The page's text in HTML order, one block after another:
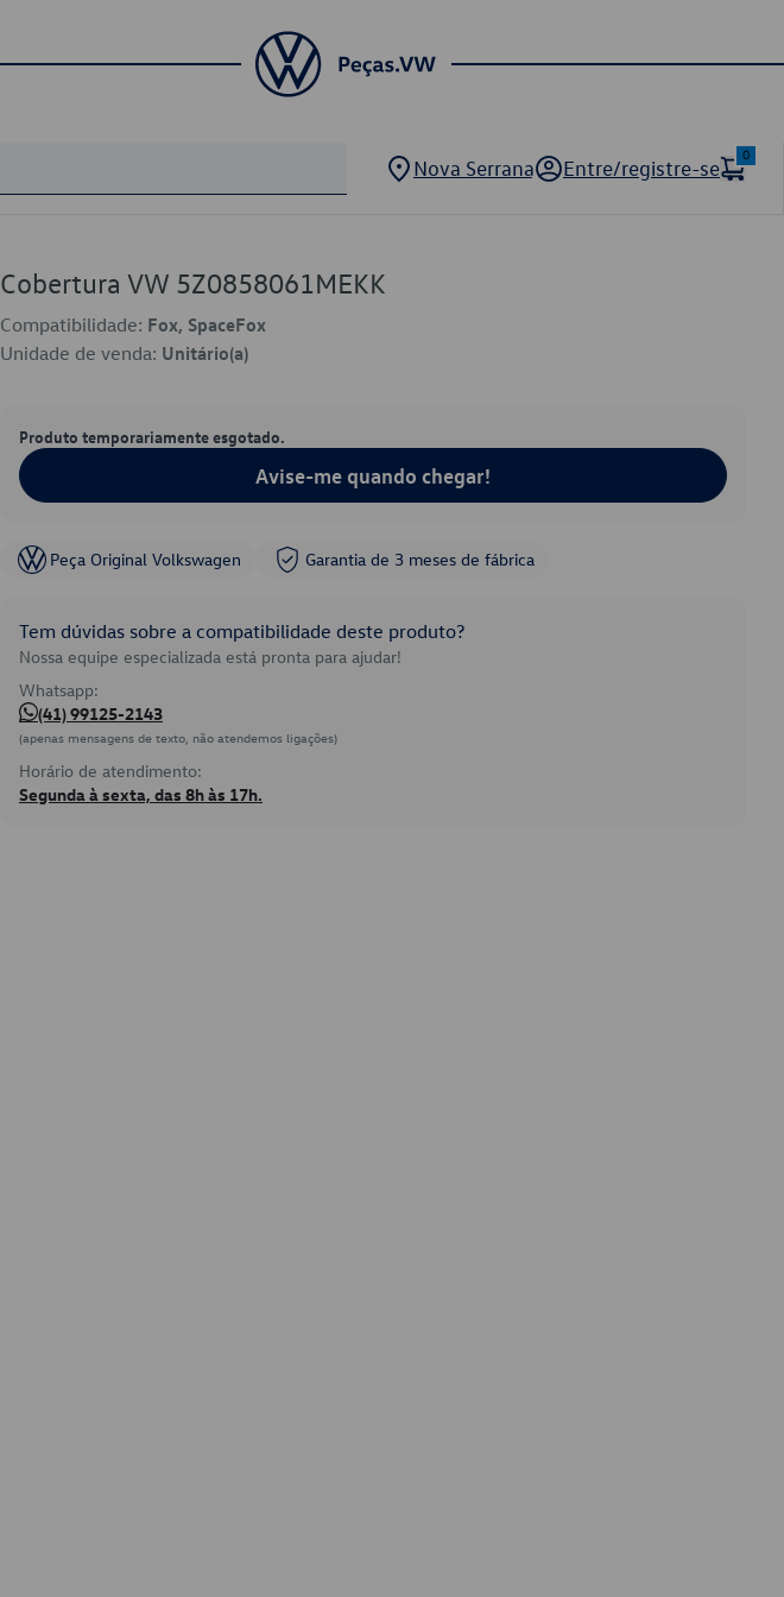
Nova Serrana Entre/registre-se
0
Cobertura VW 5Z0858061MEKK
Compatibilidade: Fox, SpaceFox
Unidade de venda: Unitário(a)
Produto temporariamente esgotado.
Avise-me quando chegar!
Peça Original Volkswagen Garantia de 3 meses de fábrica
Tem dúvidas sobre a compatibilidade deste produto?
Nossa equipe especializada está pronta para ajudar!
Whatsapp:
(41) 99125-2143
(apenas mensagens de texto, não atendemos ligações)
Horário de atendimento:
Segunda à sexta, das 8h às 17h.